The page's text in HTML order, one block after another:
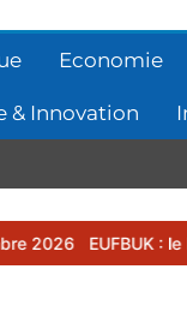
Economie
& Innovation
: le FC Puma